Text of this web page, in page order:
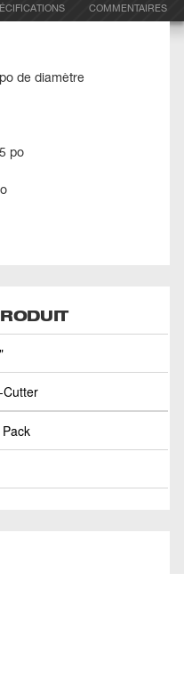
COMMENTAIRES
de diamètre
po
Cutter
Pack